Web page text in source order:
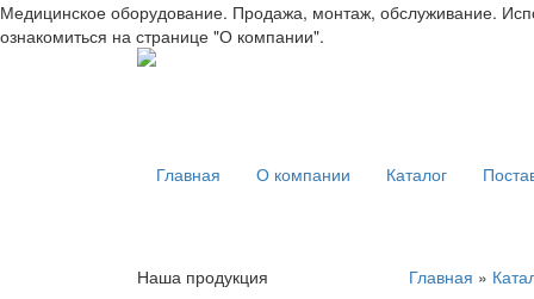
Медицинское оборудование. Продажа, монтаж, обслуживание.
ознакомиться на странице "О компании".
Главная О компании Каталог
Наша продукция
Главная »